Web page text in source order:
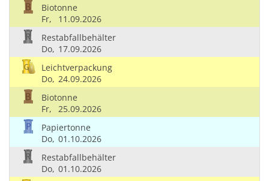
Biotonne
Fr,
11.09.2026
Restabfallbehälter
Do, 17.09.2026
Leichtverpackung
Do, 24.09.2026
Biotonne
Fr,
25.09.2026
Papiertonne
Do, 01.10.2026
Restabfallbehälter
Do, 01.10.2026